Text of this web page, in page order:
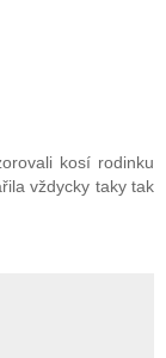
kosí rodinku
vždycky taky tak